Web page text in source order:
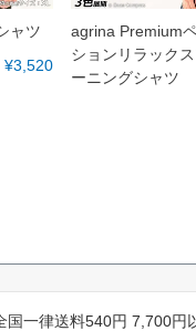
ャツ
¥3,520
agrina Premium
ションリラック
ーニングシャツ
国一律送料540円 7,700円